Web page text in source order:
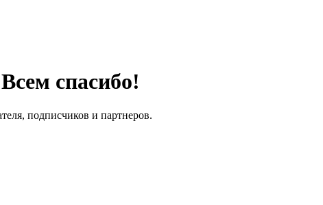
спасибо!
подписчиков и партнеров.